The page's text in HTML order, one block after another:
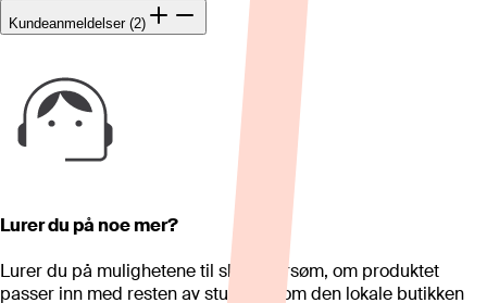
Kundeanmeldelser (2)
Lurer du på noe mer?
Lurer du på mulighetene til skreddersøm, om produktet
passer inn med resten av stua eller om den lokale butikken